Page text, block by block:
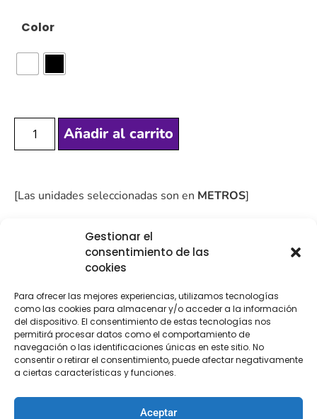
Gestionar el
consentimiento de las
cookies
Para ofrecer las mejores experiencias, utilizamos tecnologías
como las cookies para almacenar y/o acceder a la información
del dispositivo. El consentimiento de estas tecnologías nos
permitirá procesar datos como el comportamiento de
navegación o las identificaciones únicas en este sitio. No
consentir o retirar el consentimiento, puede afectar negativamente
a ciertas características y funciones.
Aceptar
Color
Añadir al carrito
[Las unidades seleccionadas son en METROS]
SEGURA
Descripción Información adicional
Descripción